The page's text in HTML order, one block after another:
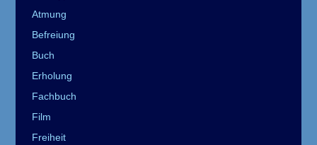
Atmung
Befreiung
Buch
Erholung
Fachbuch
Film
Freiheit